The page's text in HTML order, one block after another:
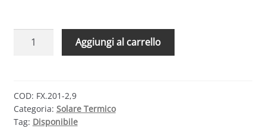
CMG
X
201-
2.9
Aggiungi al carrello
COD: FX.201-2,9
Categoria: Solare Termico
Tag: Disponibile